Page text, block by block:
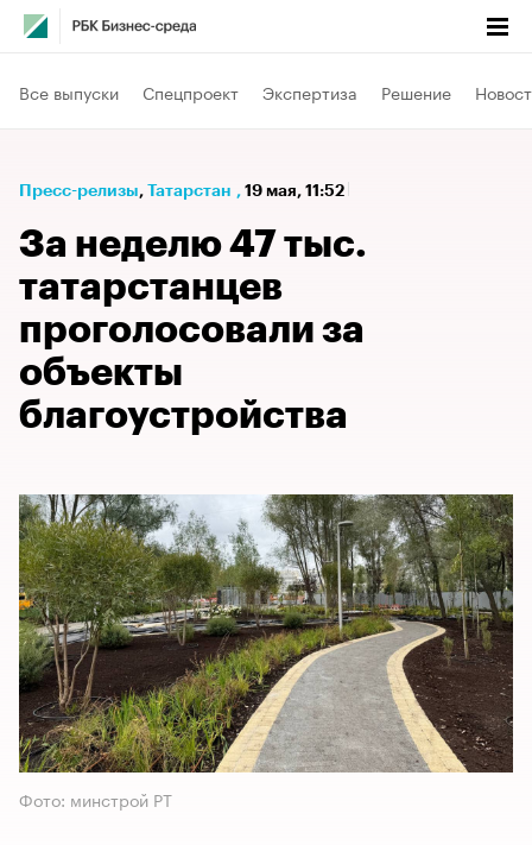
Все выпуски Спецпроект Экспертиза Решение
Пресс-релизы⁠, Татарстан , 19 мая, 11:52
За неделю 47 тыс.
татарстанцев
проголосовали за
объекты
благоустройства
Фото: минстрой РТ